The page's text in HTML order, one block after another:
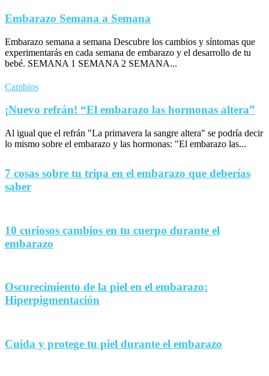
Embarazo Semana a Semana
Embarazo semana a semana Descubre los cambios y síntomas que
experimentarás en cada semana de embarazo y el desarrollo de tu
bebé. SEMANA 1 SEMANA 2 SEMANA...
Cambios
¡Nuevo refrán! “El embarazo las hormonas altera”
Al igual que el refrán "La primavera la sangre altera" se podría decir
lo mismo sobre el embarazo y las hormonas: "El embarazo las...
7 cosas sobre tu tripa en el embarazo que deberías
saber
10 curiosos cambios en tu cuerpo durante el
embarazo
Oscurecimiento de la piel en el embarazo:
Hiperpigmentación
Cuida y protege tu piel durante el embarazo